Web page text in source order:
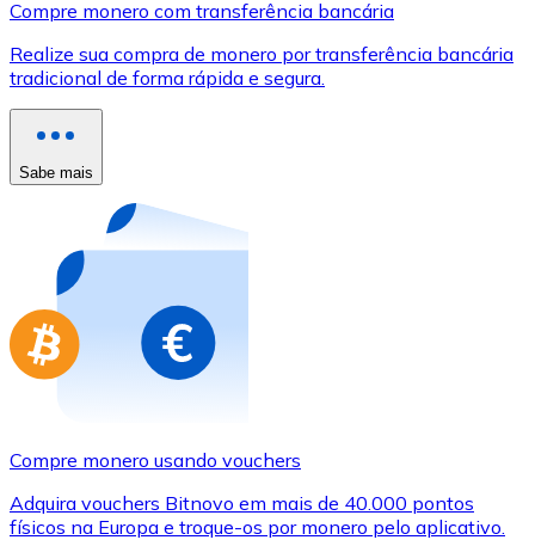
Use cartões Visa e Mastercard para comprar
Comprar com cartão
Compre cartões-presente das suas marcas favoritas
Ir para a loja de cartões-presente
Compre monero com transferência bancária
Realize sua compra de monero por transferência bancária
tradicional de forma rápida e segura.
Sabe mais
Compre monero usando vouchers
Adquira vouchers Bitnovo em mais de 40.000 pontos
físicos na Europa e troque-os por monero pelo aplicativo.